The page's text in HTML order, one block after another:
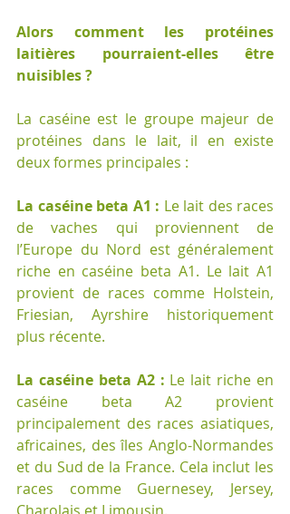
Alors comment les protéines
laitières pourraient-elles être
nuisibles ?
La caséine est le groupe majeur de
protéines dans le lait, il en existe
deux formes principales :
La caséine beta A1 : Le lait des races
de vaches qui proviennent de
l’Europe du Nord est généralement
riche en caséine beta A1. Le lait A1
provient de races comme Holstein,
Friesian, Ayrshire historiquement
plus récente.
La caséine beta A2 : Le lait riche en
caséine beta A2 provient
principalement des races asiatiques,
africaines, des îles Anglo-Normandes
et du Sud de la France. Cela inclut les
races comme Guernesey, Jersey,